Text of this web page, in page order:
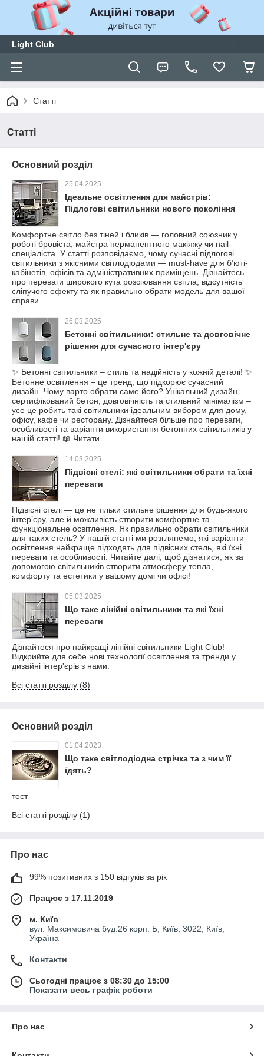
Light Club
Статті
Статті
Основний розділ
25.04.2025
Ідеальне освітлення для майстрів:
Підлогові світильники нового покоління
Комфортне світло без тіней і бликів — головний союзник у
роботі бровіста, майстра перманентного макіяжу чи nail-
спеціаліста. У статті розповідаємо, чому сучасні підлогові
світильники з якісними світлодіодами — must-have для бʼюті-
кабінетів, офісів та адміністративних приміщень. Дізнайтесь
про переваги широкого кута розсіювання світла, відсутність
сліпучого ефекту та як правильно обрати модель для вашої
справи.
26.03.2025
Бетонні світильники: стильне та довговічне
рішення для сучасного інтер'єру
✨ Бетонні світильники – стиль та надійність у кожній деталі! ✨
Бетонне освітлення – це тренд, що підкорює сучасний
дизайн. Чому варто обрати саме його? Унікальний дизайн,
сертифікований бетон, довговічність та стильний мінімалізм –
усе це робить такі світильники ідеальним вибором для дому,
офісу, кафе чи ресторану. Дізнайтеся більше про переваги,
особливості та варіанти використання бетонних світильників у
нашій статті! 📖 Читати...
14.03.2025
Підвісні стелі: які світильники обрати та їхні
переваги
Підвісні стелі — це не тільки стильне рішення для будь-якого
інтер’єру, але й можливість створити комфортне та
функціональне освітлення. Як правильно обрати світильники
для таких стель? У нашій статті ми розглянемо, які варіанти
освітлення найкраще підходять для підвісних стель, які їхні
переваги та особливості. Читайте далі, щоб дізнатися, як за
допомогою світильників створити атмосферу тепла,
комфорту та естетики у вашому домі чи офісі!
05.03.2025
Що таке лінійні світильники та які їхні
переваги
Дізнайтеся про найкращі лінійні світильники Light Club!
Відкрийте для себе нові технології освітлення та тренди у
дизайні інтер'єрів з нами.
Всі статті розділу (8)
Основний розділ
01.04.2023
Що таке світлодіодна стрічка та з чим її
їдять?
тест
Всі статті розділу (1)
Про нас
99% позитивних з 150 відгуків за рік
Працює з 17.11.2019
м. Київ
вул. Максимовича буд.26 корп. Б, Київ, 3022, Київ,
Україна
Контакти
Сьогодні працює з 08:30 до 15:00
Показати весь графік роботи
Про нас